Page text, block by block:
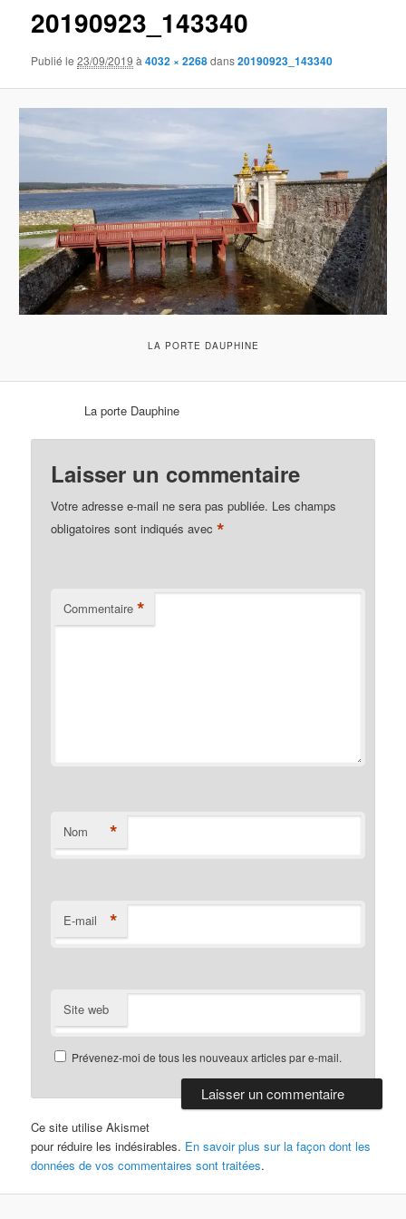
20190923_143340
Publié le23/09/2019 à4032 × 2268dans20190923_143340
LA PORTE DAUPHINE
La porte Dauphine
Laisser un commentaire
Votre adresse e-mail ne sera pas publiée. Les champs
obligatoires sont indiqués avec*
Commentaire *
Nom *
E-mail *
Site web
Prévenez-moi de tous les nouveaux articles par e-mail.
Ce site utilise Akismet
pour réduire les indésirables. En savoir plus sur la façon dont les
données de vos commentaires sont traitées.